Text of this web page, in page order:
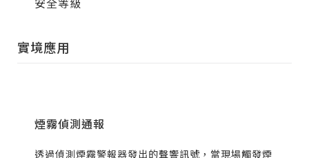
實境應用
煙霧偵測通報
透過偵測煙霧警報器發出的聲響訊號，當現場觸發煙